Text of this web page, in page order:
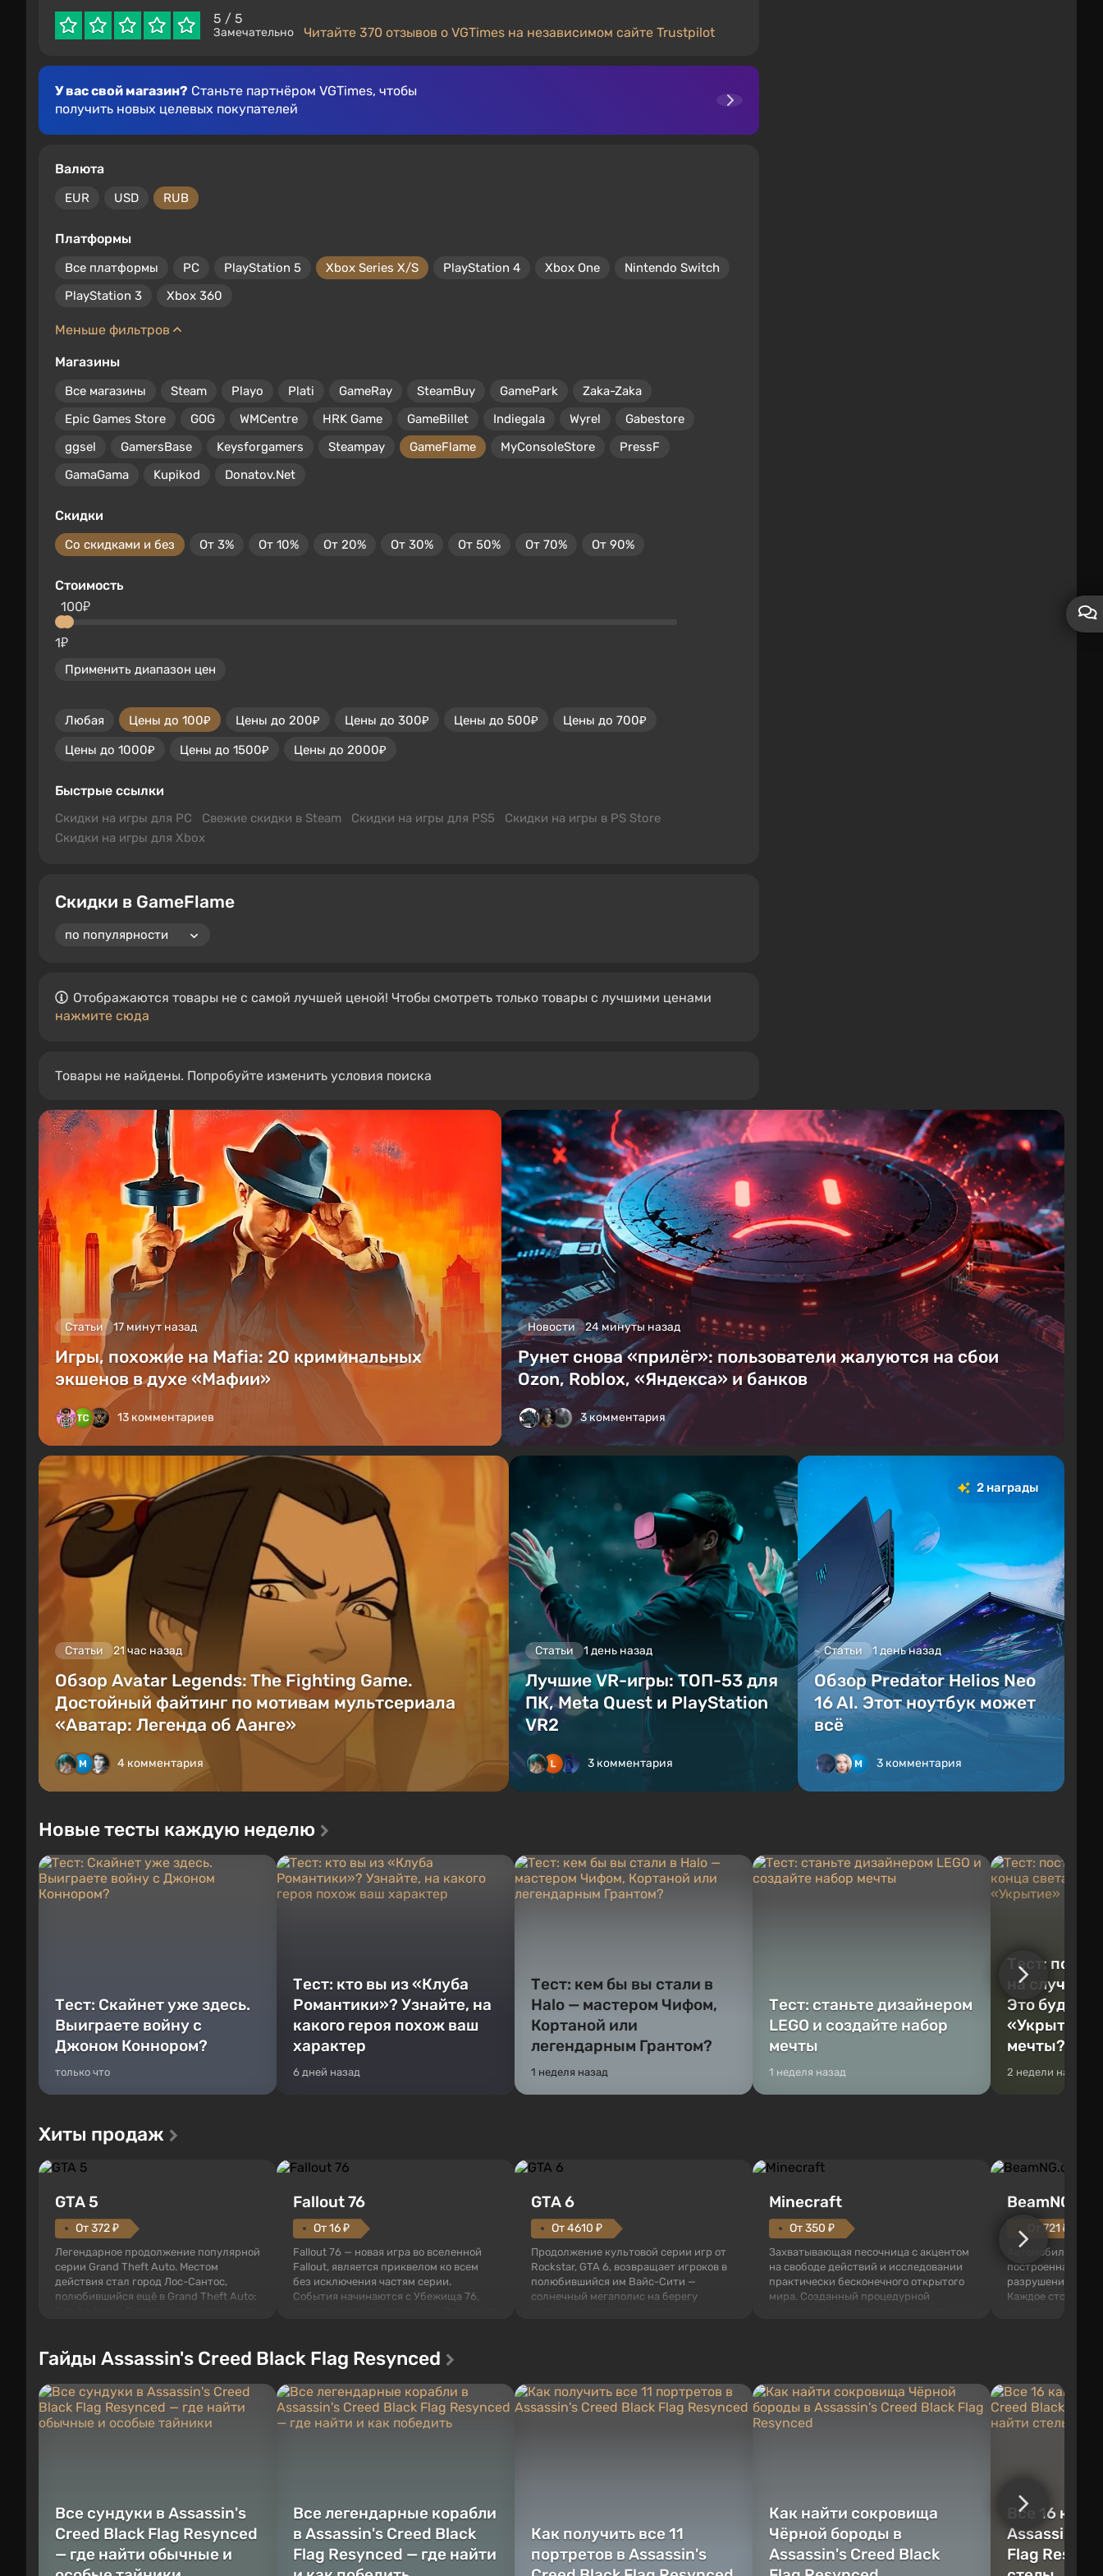
5 / 5
Замечательно Читайте 370 отзывов о VGTimes на независимом сайте Trustpilot
У вас свой магазин? Станьте партнёром VGTimes, чтобы
получить новых целевых покупателей
Валюта
EUR USD RUB
Платформы
Все платформы PC PlayStation 5 Xbox Series X/S PlayStation 4 Xbox One
Nintendo Switch
PlayStation 3
Xbox 360
Меньше фильтров
Магазины
Все магазины Steam Playo Plati GameRay SteamBuy GamePark
Zaka-Zaka
Epic Games Store
GOG WMCentre HRK Game GameBillet Indiegala Wyrel
Gabestore
ggsel
GamersBase Keysforgamers Steampay GameFlame MyConsoleStore
PressF
GamaGama
Kupikod Donatov.Net
Скидки
Со скидками и без От 3% От 10% От 20% От 30% От 50% От 70% От 90%
Стоимость
1₽
100₽
Применить диапазон цен
Любая Цены до 100₽ Цены до 200₽ Цены до 300₽ Цены до 500₽
Цены до 700₽
Цены до 1000₽
Цены до 1500₽ Цены до 2000₽
Быстрые ссылки
Скидки на игры для PC Свежие скидки в Steam Скидки на игры для PS5
Скидки на игры в PS Store
Скидки на игры для Xbox
Скидки в GameFlame
Отображаются товары не с самой лучшей ценой! Чтобы смотреть только товары с лучшими ценами
нажмите сюда
Товары не найдены. Попробуйте изменить условия поиска
Статьи 17 минут назад
Игры, похожие на Mafia: 20 криминальных
экшенов в духе «Мафии»
13 комментариев
Новости 24 минуты назад
Рунет снова «прилёг»: пользователи жалуются на сбои
Ozon, Roblox, «Яндекса» и банков
3 комментария
Статьи 21 час назад
Обзор Avatar Legends: The Fighting Game.
Достойный файтинг по мотивам мультсериала
«Аватар: Легенда об Аанге»
4 комментария
Статьи 1 день назад
Лучшие VR-игры: ТОП-53 для
ПК, Meta Quest и PlayStation
VR2
3 комментария
2 награды
Статьи 1 день назад
Обзор Predator Helios Neo
16 AI. Этот ноутбук может
всё
3 комментария
Новые тесты каждую неделю
Тест: Скайнет уже здесь.
Выиграете войну с
Джоном Коннором?
только что
Тест: кто вы из «Клуба
Романтики»? Узнайте, на
какого героя похож ваш
характер
6 дней назад
Тест: кем бы вы стали в
Halo — мастером Чифом,
Кортаной или
легендарным Грантом?
1 неделя назад
Тест: станьте дизайнером
LEGO и создайте набор
мечты
1 неделя назад
Тест:
на случай
Это будет
«Укрытие»
мечты?
2 недели назад
Хиты продаж
GTA 5
От 372 ₽
Легендарное продолжение популярной
серии Grand Theft Auto. Местом
действия стал город Лос-Сантос,
полюбившийся ещё в Grand Theft Auto:
которыми вы сможете переключаться в
любое время. Жанр и...
Fallout 76
От 16 ₽
Fallout 76 — новая игра во вселенной
Fallout, является приквелом ко всем
без исключения частям серии.
События начинаются с Убежища 76,
как на Америку упадут ядерные бомбы.
Место действия Fallout...
GTA 6
От 4610 ₽
Продолжение культовой серии игр от
Rockstar, GTA 6, возвращает игроков в
полюбившийся им Вайс-Сити —
солнечный мегаполис на берегу
неприятности. И...
Minecraft
От 350 ₽
Захватывающая песочница с акцентом
на свободе действий и исследовании
практически бесконечного открытого
мира. Созданный процедурной
Игроку дана по...
От 721 ₽
Автомобильная
построенная
разрушений и
Каждое
превращ...
Гайды Assassin's Creed Black Flag Resynced
Все сундуки в Assassin's
Creed Black Flag Resynced
— где найти обычные и
Все легендарные корабли
в Assassin's Creed Black
Flag Resynced — где найти
Как получить все 11
портретов в Assassin's
Как найти сокровища
Чёрной бороды в
Assassin's Creed Black
Все 16
Assassin's
Flag